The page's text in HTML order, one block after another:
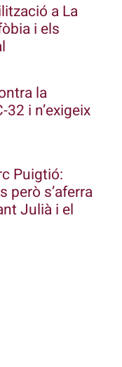
a La
i els
la
i n’exigeix
Puigtió:
però s’aferra
Julià i el